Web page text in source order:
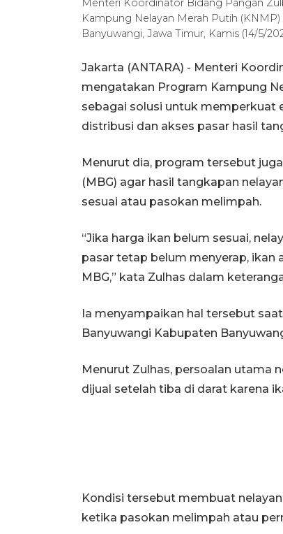
Menteri Koordinator Bidang Pangan
Kampung Nelayan Merah Putih
Banyuwangi, Jawa Timur, Kamis (14/5/
Jakarta (ANTARA) - Menteri
mengatakan Program Kampung
sebagai solusi untuk memperkuat
distribusi dan akses pasar hasil
Menurut dia, program tersebut
(MBG) agar hasil tangkapan
sesuai atau pasokan melimpah.
“Jika harga ikan belum sesuai,
pasar tetap belum menyerap, ikan
MBG,” kata Zulhas dalam
Ia menyampaikan hal tersebut
Banyuwangi Kabupaten
Menurut Zulhas, persoalan utama
dijual setelah tiba di darat karena
Kondisi tersebut membuat
ketika pasokan melimpah atau